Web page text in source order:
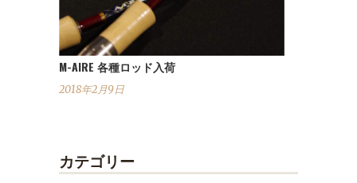
M-AIRE 各種ロッド入荷
2018年2月9日
カテゴリー